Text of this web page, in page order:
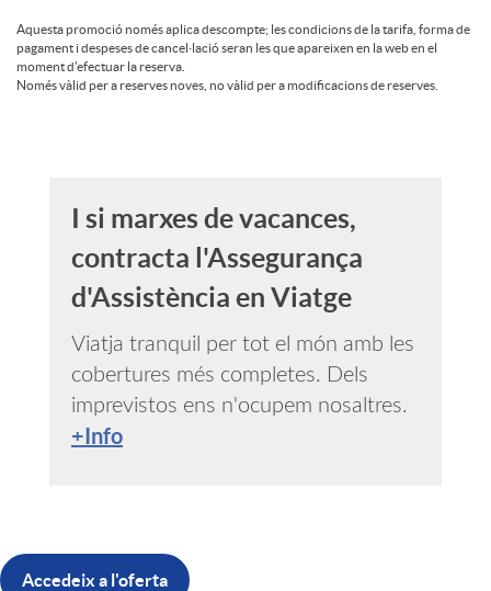
i
m
Aquesta promoció només aplica descompte; les condicions de la tarifa, forma de
pagament i despeses de cancel·lació seran les que apareixen en la web en el
moment d'efectuar la reserva.
Només vàlid per a reserves noves, no vàlid per a modificacions de reserves.
I si marxes de vacances,
contracta l'Assegurança
d'Assistència en Viatge
Viatja tranquil per tot el món amb les
cobertures més completes. Dels
imprevistos ens n'ocupem nosaltres.
+Info
Accedeix a l'oferta